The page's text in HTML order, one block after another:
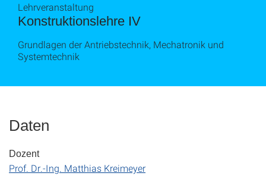
Konstruktionslehre IV
Lehrveranstaltung
Grundlagen der Antriebstechnik, Mechatronik und
Systemtechnik
Daten
Dozent
Prof. Dr.-Ing. Matthias Kreimeyer